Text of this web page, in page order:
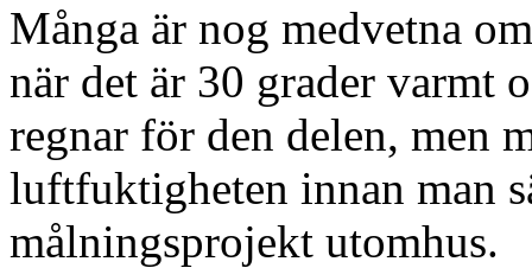
Många är nog medvetna
när det är 30 grader varmt
regnar för den delen, men
luftfuktigheten innan man
målningsprojekt utomhus.